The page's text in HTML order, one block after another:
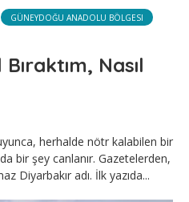
GÜNEYDOĞU ANADOLU BÖLGESI
Nasıl
herhalde nötr kalabilen bir
bir şey canlanır. Gazetelerden,
Diyarbakır adı. İlk yazıda...